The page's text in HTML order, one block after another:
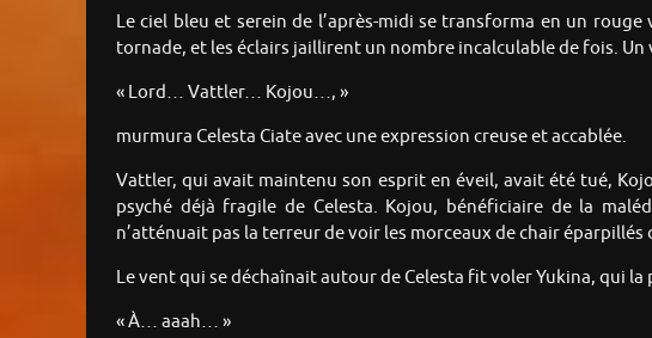
Le ciel bleu et serein de l’après-midi se transforma en un
tornade, et les éclairs jaillirent un nombre incalculable de fois.
« Lord… Vattler… Kojou…, »
murmura Celesta Ciate avec une expression creuse et accablée.
Vattler, qui avait maintenu son esprit en éveil, avait été tué,
psyché déjà fragile de Celesta. Kojou, bénéficiaire de la
n’atténuait pas la terreur de voir les morceaux de chair éparpillés
Le vent qui se déchaînait autour de Celesta fit voler Yukina, qui
« À… aaah… »